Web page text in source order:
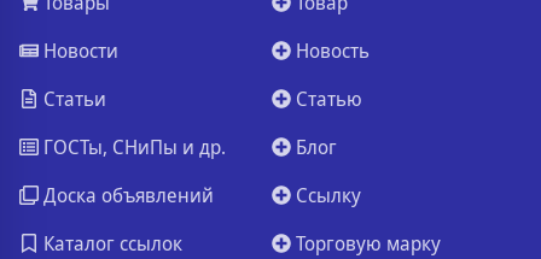
Новости
Статьи
ГОСТы, СНиПы и др.
Доска объявлений
Каталог ссылок
Новость
Статью
Блог
Ссылку
Торговую марку